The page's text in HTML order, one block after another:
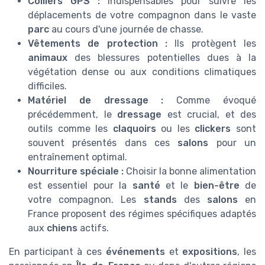
déplacements de votre compagnon dans le vaste
parc au cours d'une journée de chasse.
Vêtements de protection : Ils protègent les
animaux des blessures potentielles dues à la
végétation dense ou aux conditions climatiques
difficiles.
Matériel de dressage : Comme évoqué
précédemment, le dressage est crucial, et des
outils comme les claquoirs ou les clickers sont
souvent présentés dans ces salons pour un
entraînement optimal.
Nourriture spéciale : Choisir la bonne alimentation
est essentiel pour la santé et le bien-être de
votre compagnon. Les stands des salons en
France proposent des régimes spécifiques adaptés
aux chiens actifs.
En participant à ces événements et expositions, les